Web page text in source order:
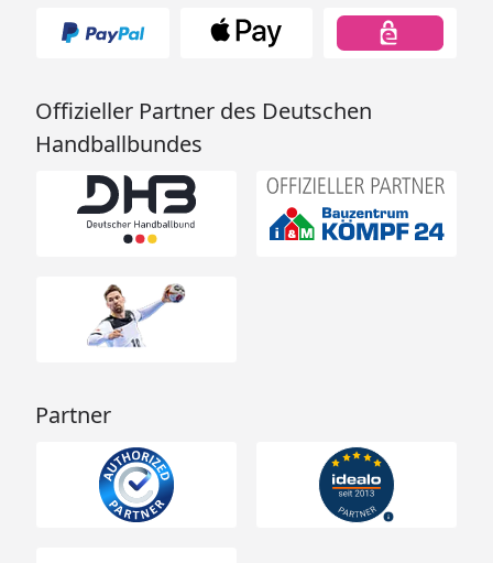
Offizieller Partner des Deutschen
Handballbundes
Partner